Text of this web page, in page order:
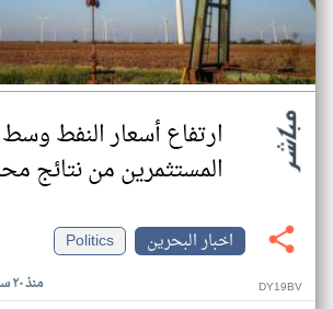
ارتفاع أسعار النفط
المستثمرين من نتائج
اخبار البحرين
Politics
منذ ٢٠ ساعة DY19BV